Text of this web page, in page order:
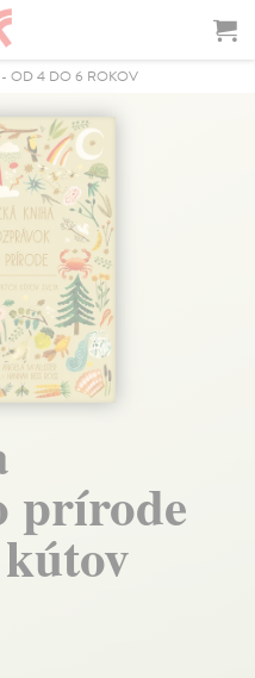
- OD 4 DO 6 ROKOV
prírode